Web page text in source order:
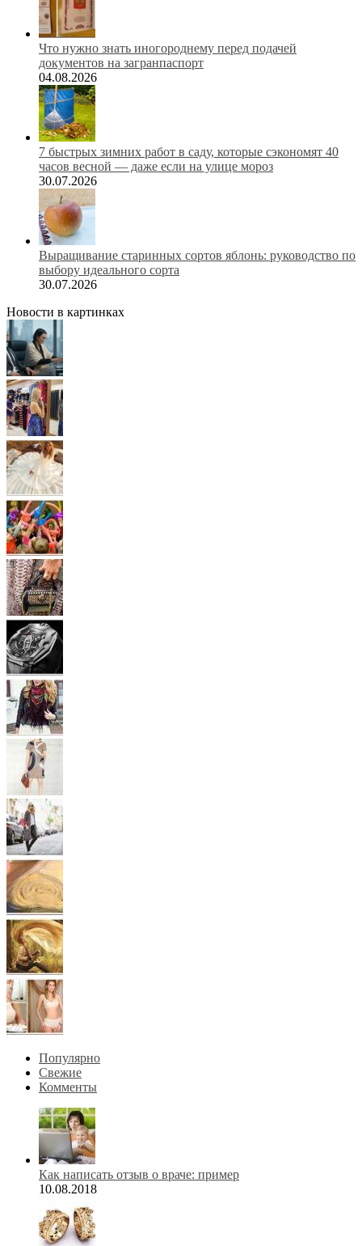
Что нужно знать иногороднему перед подачей
документов на загранпаспорт
04.08.2026
7 быстрых зимних работ в саду, которые сэкономят 40
часов весной — даже если на улице мороз
30.07.2026
Выращивание старинных сортов яблонь: руководство по
выбору идеального сорта
30.07.2026
Новости в картинках
Популярно
Свежие
Комменты
Как написать отзыв о враче: пример
10.08.2018